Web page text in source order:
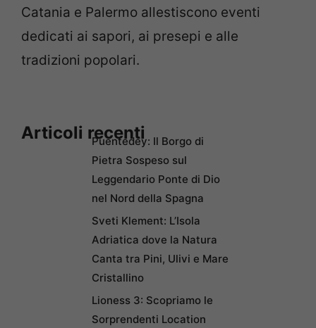
Catania e Palermo allestiscono eventi
dedicati ai sapori, ai presepi e alle
tradizioni popolari.
Articoli recentiPuentedey: Il Borgo di
Pietra Sospeso sul
Leggendario Ponte di Dio
nel Nord della Spagna
Sveti Klement: L’Isola
Adriatica dove la Natura
Canta tra Pini, Ulivi e Mare
Cristallino
Lioness 3: Scopriamo le
Sorprendenti Location